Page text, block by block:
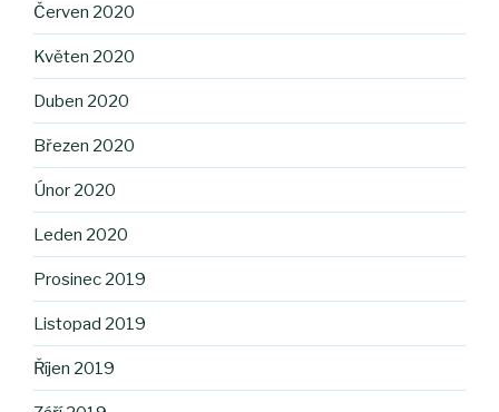
Červen 2020
Květen 2020
Duben 2020
Březen 2020
Únor 2020
Leden 2020
Prosinec 2019
Listopad 2019
Říjen 2019